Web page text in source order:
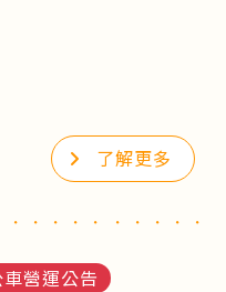
了解更多
營運公告